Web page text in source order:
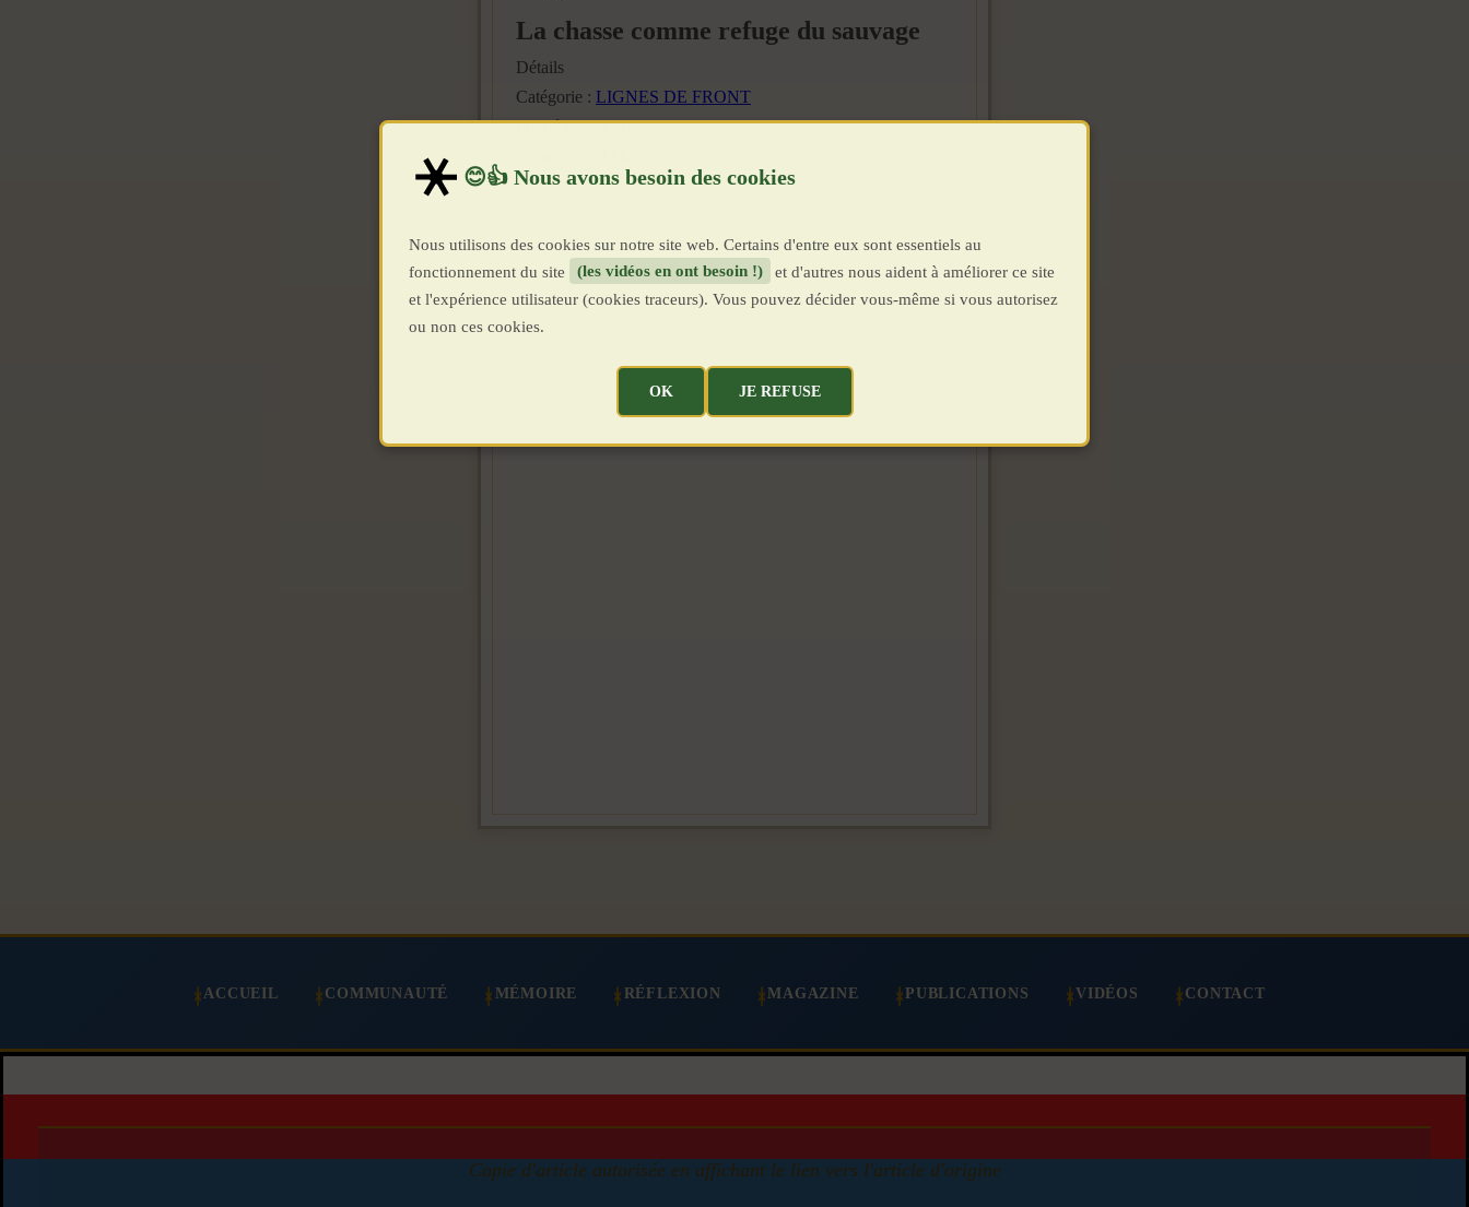
La chasse comme refuge du sauvage
Détails
Catégorie : LIGNES DE FRONT
Publié le : 30 Mai 2026
Clics : 593
ACCUEIL COMMUNAUTÉ MÉMOIRE RÉFLEXION MAGAZINE PUBLICATIONS VIDÉOS CONTACT
Copie d'article autorisée en affichant le lien vers l'article d'origine
Nous utilisons des cookies sur notre site web. Certains d'entre eux sont essentiels au
fonctionnement du site
(les vidéos en ont besoin !)
et d'autres nous aident à améliorer ce site
et l'expérience utilisateur (cookies traceurs). Vous pouvez décider vous-même si vous autorisez
ou non ces cookies.
OK JE REFUSE